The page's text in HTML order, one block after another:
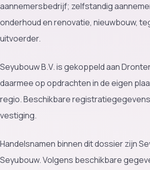
aannemersbedrijf; zelfstandig
onderhoud en renovatie, nieuwbouw,
uitvoerder.
Seyubouw B.V. is gekoppeld aan
daarmee op opdrachten in de eigen
regio. Beschikbare
vestiging.
Handelsnamen binnen dit dossier zijn
Seyubouw. Volgens beschikbare